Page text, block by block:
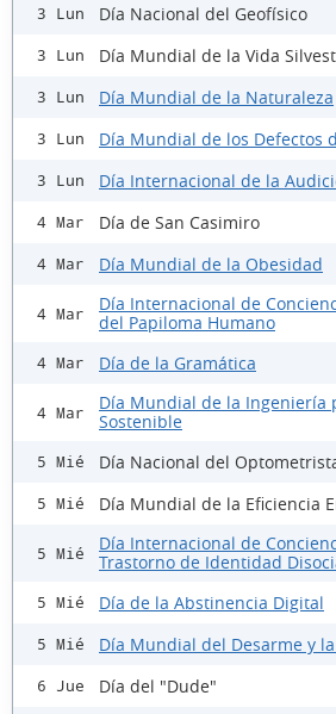
3 Lun Día Nacional del Geofísico
3 Lun Día Mundial de la Vida
3 Lun Día Mundial de la Naturaleza
3 Lun Día Mundial de los Defectos
3 Lun Día Internacional de la
4 Mar Día de San Casimiro
4 Mar Día Mundial de la Obesidad
4 Mar
Día Internacional de
del Papiloma Humano
4 Mar Día de la Gramática
4 Mar
Día Mundial de la Ingeniería
Sostenible
5 Mié Día Nacional del
5 Mié Día Mundial de la Eficiencia
5 Mié
Día Internacional de
Trastorno de Identidad
5 Mié Día de la Abstinencia Digital
5 Mié Día Mundial del Desarme y
6 Jue Día del "Dude"